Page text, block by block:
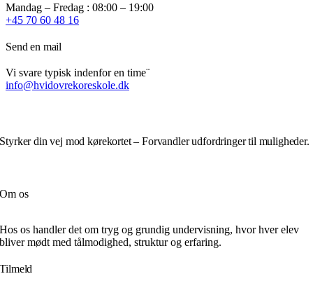
Mandag – Fredag : 08:00 – 19:00
+45 70 60 48 16
Send en mail
Vi svare typisk indenfor en time¨
info@hvidovrekoreskole.dk
Styrker din vej mod kørekortet – Forvandler udfordringer til muligheder.
Om os
Hos os handler det om tryg og grundig undervisning, hvor hver elev
bliver mødt med tålmodighed, struktur og erfaring.
Tilmeld